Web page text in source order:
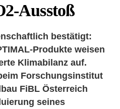
Ausstoß
bestätigt:
Produkte weisen
Klimabilanz auf.
Forschungsinstitut
FiBL Österreich
seines